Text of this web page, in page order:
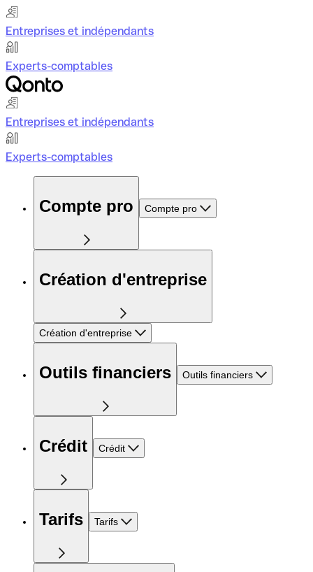
Entreprises et indépendants
Experts-comptables
Entreprises et indépendants
Experts-comptables
Compte pro Compte pro
Création d'entreprise
Création d'entreprise
Outils financiers Outils financiers
Crédit Crédit
Tarifs Tarifs